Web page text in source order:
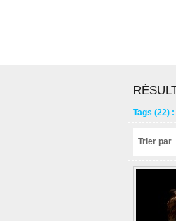
Tags (22)
Trier par